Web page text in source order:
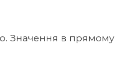
Значення в прямому